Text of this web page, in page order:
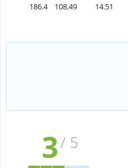
186.4 108.49 14.51
3/ 5